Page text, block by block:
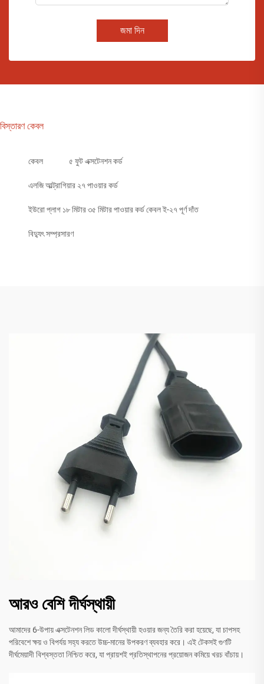
জমা দিন
বিস্তারণ কেবল
কেবল ৫ ফুট এক্সটেনশন কর্ড
এলজি আল্ট্রাগিয়ার ২৭ পাওয়ার কর্ড
ইউরো প্লাগ ১৮ মিটার ৩৫ মিটার পাওয়ার কর্ড কেবল ই-২৭ পূর্ণ দাঁত
বিদ্যুৎ সম্প্রসারণ
আরও বেশি দীর্ঘস্থায়ী
আমাদের 6-উপায় এক্সটেনশন লিড কালো দীর্ঘস্থায়ী হওয়ার জন্য তৈরি করা হয়েছে, যা চাপসহ
পরিবেশে ক্ষয় ও বিপর্যয় সহ্য করতে উচ্চ-মানের উপকরণ ব্যবহার করে। এই টেকসই গুণটি
দীর্ঘমেয়াদী বিশ্বস্ততা নিশ্চিত করে, যা প্রায়শই প্রতিস্থাপনের প্রয়োজন কমিয়ে খরচ বাঁচায়।